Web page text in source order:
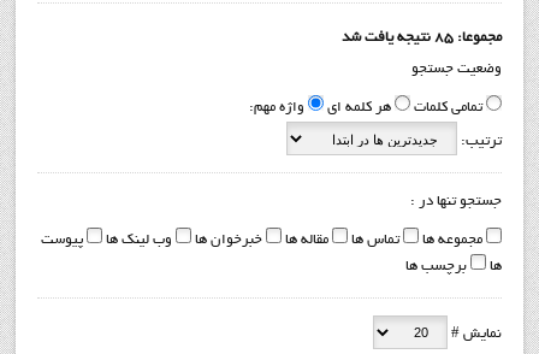
مجموعا: 85 نتیجه یافت شد
وضعیت جستجو
تمامی کلمات هر کلمه ای واژه مهم:
ترتیب:
جستجو تنها در :
مجموعه ها تماس ها مقاله ها خبرخوان ها وب لینک ها
پیوست
ها
برچسب ها
نمایش #